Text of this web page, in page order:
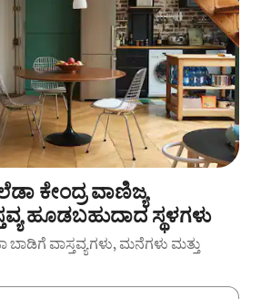
ಕೇಂದ್ರ ವಾಣಿಜ್ಯ
ಹೂಡಬಹುದಾದ ಸ್ಥಳಗಳು
ಬಾಡಿಗೆ ವಾಸ್ತವ್ಯಗಳು, ಮನೆಗಳು ಮತ್ತು